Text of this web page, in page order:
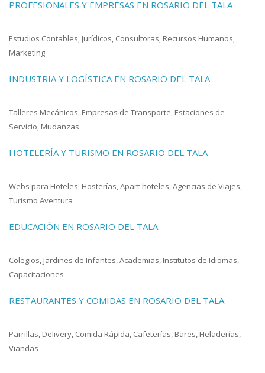
PROFESIONALES Y EMPRESAS EN ROSARIO DEL TALA
Estudios Contables, Jurídicos, Consultoras, Recursos Humanos,
Marketing
INDUSTRIA Y LOGÍSTICA EN ROSARIO DEL TALA
Talleres Mecánicos, Empresas de Transporte, Estaciones de
Servicio, Mudanzas
HOTELERÍA Y TURISMO EN ROSARIO DEL TALA
Webs para Hoteles, Hosterías, Apart-hoteles, Agencias de Viajes,
Turismo Aventura
EDUCACIÓN EN ROSARIO DEL TALA
Colegios, Jardines de Infantes, Academias, Institutos de Idiomas,
Capacitaciones
RESTAURANTES Y COMIDAS EN ROSARIO DEL TALA
Parrillas, Delivery, Comida Rápida, Cafeterías, Bares, Heladerías,
Viandas